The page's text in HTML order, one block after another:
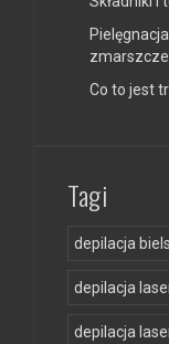
Co to jest
Tagi
depilacja
depilacja
depilacja